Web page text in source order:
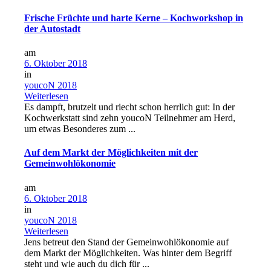
Frische Früchte und harte Kerne – Kochworkshop in
der Autostadt
am
6. Oktober 2018
in
youcoN 2018
Weiterlesen
Es dampft, brutzelt und riecht schon herrlich gut: In der
Kochwerkstatt sind zehn youcoN Teilnehmer am Herd,
um etwas Besonderes zum ...
Auf dem Markt der Möglichkeiten mit der
Gemeinwohlökonomie
am
6. Oktober 2018
in
youcoN 2018
Weiterlesen
Jens betreut den Stand der Gemeinwohlökonomie auf
dem Markt der Möglichkeiten. Was hinter dem Begriff
steht und wie auch du dich für ...